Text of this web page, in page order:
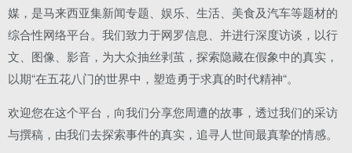
媒，是马来西亚集新闻专题、娱乐、生活、美食及汽车等题材的
综合性网络平台。我们致力于网罗信息、并进行深度访谈，以行
文、图像、影音，为大众抽丝剥茧，探索隐藏在假象中的真实，
以期“在五花八门的世界中，塑造勇于求真的时代精神“。
欢迎您在这个平台，向我们分享您周遭的故事，透过我们的采访
与撰稿，由我们去探索事件的真实，追寻人世间最真挚的情感。